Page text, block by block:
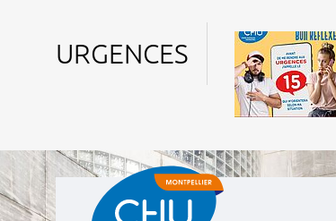
URGENCES